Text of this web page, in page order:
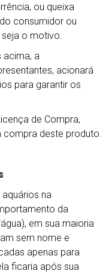
ou queixa
consumidor ou
o motivo.
acima, a
acionará
para garantir os
de Compra,
deste produto.
na
da
em sua maioria
sem nome e
apenas para
ficaria após sua